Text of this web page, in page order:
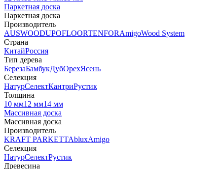
Паркетная доска
Паркетная доска
Производитель
AUSWOODUPOFLOORTENFORAmigoWood System
Страна
КитайРоссия
Тип дерева
БерезаБамбукДубОрехЯсень
Селекция
НатурСелектКантриРустик
Толщина
10 мм12 мм14 мм
Массивная доска
Массивная доска
Производитель
KRAFT PARKETTAbluxAmigo
Селекция
НатурСелектРустик
Древесина